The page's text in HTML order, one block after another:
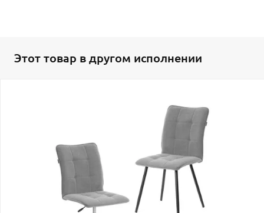
Этот товар в другом исполнении